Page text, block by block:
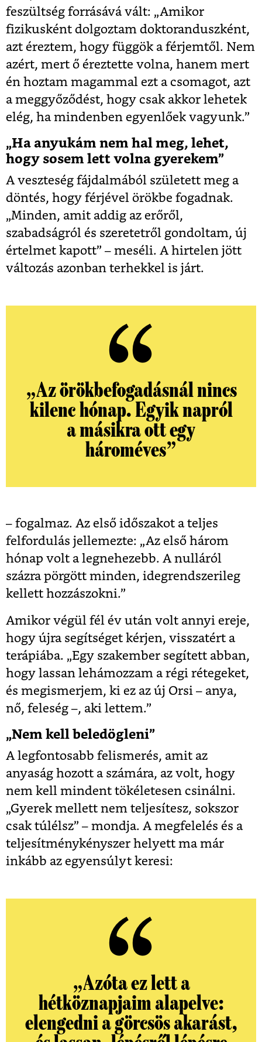
feszültség forrásává vált: „Amikor
fizikusként dolgoztam doktoranduszként,
azt éreztem, hogy függök a férjemtől. Nem
azért, mert ő éreztette volna, hanem mert
én hoztam magammal ezt a csomagot, azt
a meggyőződést, hogy csak akkor lehetek
elég, ha mindenben egyenlőek vagyunk.”
„Ha anyukám nem hal meg, lehet,
hogy sosem lett volna gyerekem”
A veszteség fájdalmából született meg a
döntés, hogy férjével örökbe fogadnak.
„Minden, amit addig az erőről,
szabadságról és szeretetről gondoltam, új
értelmet kapott” – meséli. A hirtelen jött
változás azonban terhekkel is járt.
„Az örökbefogadásnál nincs
kilenc hónap. Egyik napról
a másikra ott egy
hároméves”
– fogalmaz. Az első időszakot a teljes
felfordulás jellemezte: „Az első három
hónap volt a legnehezebb. A nulláról
százra pörgött minden, idegrendszerileg
kellett hozzászokni.”
Amikor végül fél év után volt annyi ereje,
hogy újra segítséget kérjen, visszatért a
terápiába. „Egy szakember segített abban,
hogy lassan lehámozzam a régi rétegeket,
és megismerjem, ki ez az új Orsi – anya,
nő, feleség –, aki lettem.”
„Nem kell beledögleni”
A legfontosabb felismerés, amit az
anyaság hozott a számára, az volt, hogy
nem kell mindent tökéletesen csinálni.
„Gyerek mellett nem teljesítesz, sokszor
csak túlélsz” – mondja. A megfelelés és a
teljesítménykényszer helyett ma már
inkább az egyensúlyt keresi:
„Azóta ez lett a
hétköznapjaim alapelve:
elengedni a görcsös akarást,